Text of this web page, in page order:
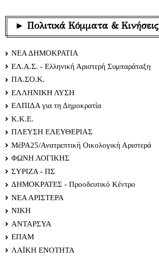
► Πολιτικά Κόμματα & Κινήσεις
ΝΕΑ ΔΗΜΟΚΡΑΤΙΑ
ΕΛ.Α.Σ. - Ελληνική Αριστερή Συμπαράταξη
ΠΑ.ΣΟ.Κ.
ΕΛΛΗΝΙΚΗ ΛΥΣΗ
ΕΛΠΙΔΑ για τη Δημοκρατία
Κ.Κ.Ε.
ΠΛΕΥΣΗ ΕΛΕΥΘΕΡΙΑΣ
ΜέΡΑ25/Ανατρεπτική Οικολογική Αριστερά
ΦΩΝΗ ΛΟΓΙΚΗΣ
ΣΥΡΙΖΑ - ΠΣ
ΔΗΜΟΚΡΑΤΕΣ - Προοδευτικό Κέντρο
ΝΕΑ ΑΡΙΣΤΕΡΑ
ΝΙΚΗ
ΑΝΤΑΡΣΥΑ
ΕΠΑΜ
ΛΑΪΚΗ ΕΝΟΤΗΤΑ